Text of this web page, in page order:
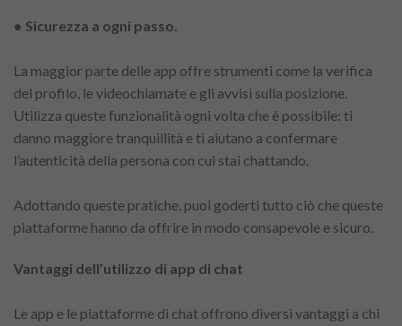
● Sicurezza a ogni passo.
La maggior parte delle app offre strumenti come la verifica
del profilo, le videochiamate e gli avvisi sulla posizione.
Utilizza queste funzionalità ogni volta che è possibile: ti
danno maggiore tranquillità e ti aiutano a confermare
l’autenticità della persona con cui stai chattando.
Adottando queste pratiche, puoi goderti tutto ciò che queste
piattaforme hanno da offrire in modo consapevole e sicuro.
Vantaggi dell’utilizzo di app di chat
Le app e le piattaforme di chat offrono diversi vantaggi a chi